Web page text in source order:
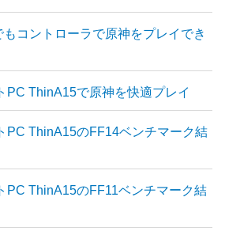
コントローラで原神をプレイでき
PC ThinA15で原神を快適プレイ
PC ThinA15のFF14ベンチマーク結
PC ThinA15のFF11ベンチマーク結